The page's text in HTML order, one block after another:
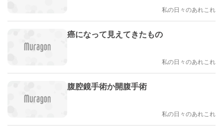
私の日々のあれこれ
癌になって見えてきたもの
私の日々のあれこれ
腹腔鏡手術か開腹手術
私の日々のあれこれ